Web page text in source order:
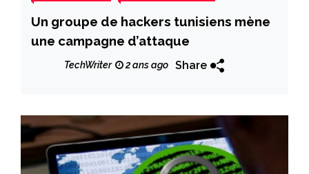
Un groupe de hackers tunisiens mène
une campagne d’attaque
TechWriter 2 ans ago Share